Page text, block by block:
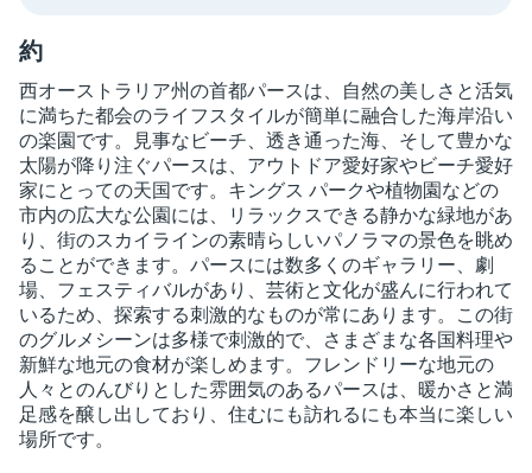
約
西オーストラリア州の首都パースは、自然の美しさと活気
に満ちた都会のライフスタイルが簡単に融合した海岸沿い
の楽園です。見事なビーチ、透き通った海、そして豊かな
太陽が降り注ぐパースは、アウトドア愛好家やビーチ愛好
家にとっての天国です。キングス パークや植物園などの
市内の広大な公園には、リラックスできる静かな緑地があ
り、街のスカイラインの素晴らしいパノラマの景色を眺め
ることができます。パースには数多くのギャラリー、劇
場、フェスティバルがあり、芸術と文化が盛んに行われて
いるため、探索する刺激的なものが常にあります。この街
のグルメシーンは多様で刺激的で、さまざまな各国料理や
新鮮な地元の食材が楽しめます。フレンドリーな地元の
人々とのんびりとした雰囲気のあるパースは、暖かさと満
足感を醸し出しており、住むにも訪れるにも本当に楽しい
場所です。